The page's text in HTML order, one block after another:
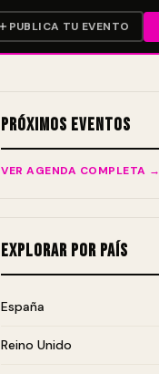
PUBLICA TU EVENTO
Próximos Eventos
VER AGENDA COMPLETA →
Explorar por País
España
Reino Unido